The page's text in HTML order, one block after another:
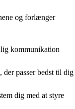
og forlænger
kommunikation
passer bedst til dig
dig med at styre